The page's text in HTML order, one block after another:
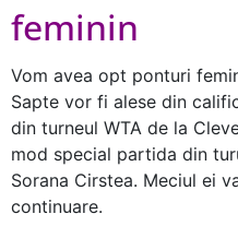
feminin
Vom avea opt ponturi
Sapte vor fi alese din
din turneul WTA de la
mod special partida din
Sorana Cirstea. Meciul ei
continuare.